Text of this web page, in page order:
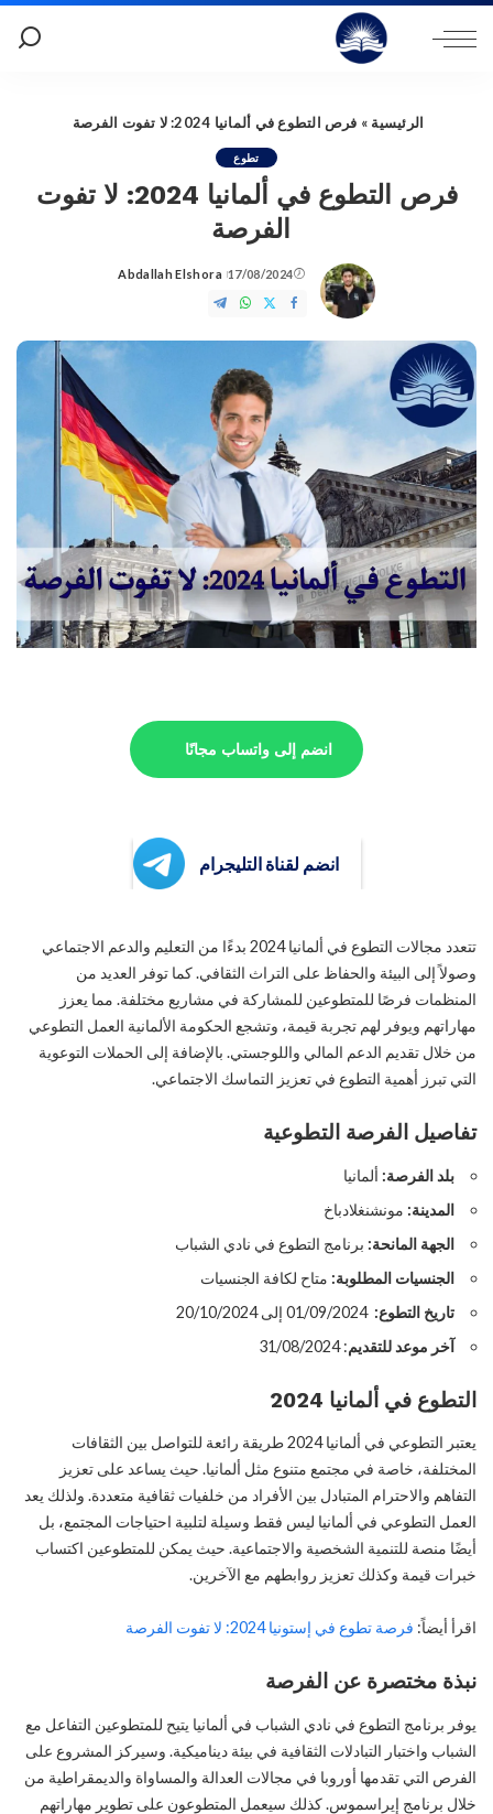
الرئيسية » فرص التطوع في ألمانيا 2024: لا تفوت الفرصة
تطوع
فرص التطوع في ألمانيا 2024: لا تفوت
الفرصة
17/08/2024
Posted
by
Abdallah Elshora
انضم إلى واتساب مجانًا
انضم لقناة التليجرام
تتعدد مجالات التطوع في ألمانيا 2024 بدءًا من التعليم والدعم الاجتماعي
وصولاً إلى البيئة والحفاظ على التراث الثقافي. كما توفر العديد من
المنظمات فرصًا للمتطوعين للمشاركة في مشاريع مختلفة. مما يعزز
مهاراتهم ويوفر لهم تجربة قيمة، وتشجع الحكومة الألمانية العمل التطوعي
من خلال تقديم الدعم المالي واللوجستي. بالإضافة إلى الحملات التوعوية
التي تبرز أهمية التطوع في تعزيز التماسك الاجتماعي.
تفاصيل الفرصة التطوعية
بلد الفرصة: ألمانيا
المدينة: مونشنغلادباخ
الجهة المانحة: برنامج التطوع في نادي الشباب
الجنسيات المطلوبة: متاح لكافة الجنسيات
تاريخ التطوع: 01/09/2024 إلى 20/10/2024
آخر موعد للتقديم: 31/08/2024
التطوع في ألمانيا 2024
يعتبر التطوعي في ألمانيا 2024 طريقة رائعة للتواصل بين الثقافات
المختلفة، خاصة في مجتمع متنوع مثل ألمانيا. حيث يساعد على تعزيز
التفاهم والاحترام المتبادل بين الأفراد من خلفيات ثقافية متعددة. ولذلك يعد
العمل التطوعي في ألمانيا ليس فقط وسيلة لتلبية احتياجات المجتمع، بل
أيضًا منصة للتنمية الشخصية والاجتماعية. حيث يمكن للمتطوعين اكتساب
خبرات قيمة وكذلك تعزيز روابطهم مع الآخرين.
اقرأ أيضاً: فرصة تطوع في إستونيا 2024: لا تفوت الفرصة
نبذة مختصرة عن الفرصة
يوفر برنامج التطوع في نادي الشباب في ألمانيا يتيح للمتطوعين التفاعل مع
الشباب واختبار التبادلات الثقافية في بيئة ديناميكية. وسيركز المشروع على
الفرص التي تقدمها أوروبا في مجالات العدالة والمساواة والديمقراطية من
خلال برنامج إيراسموس. كذلك سيعمل المتطوعون على تطوير مهاراتهم